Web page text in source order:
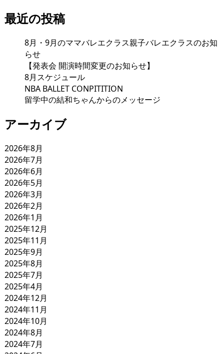
最近の投稿
8月・9月のママバレエクラス親子バレエクラスのお知
らせ
【発表会 開演時間変更のお知らせ】
8月スケジュール
NBA BALLET CONPITITION
留学中の結和ちゃんからのメッセージ
アーカイブ
2026年8月
2026年7月
2026年6月
2026年5月
2026年3月
2026年2月
2026年1月
2025年12月
2025年11月
2025年9月
2025年8月
2025年7月
2025年4月
2024年12月
2024年11月
2024年10月
2024年8月
2024年7月